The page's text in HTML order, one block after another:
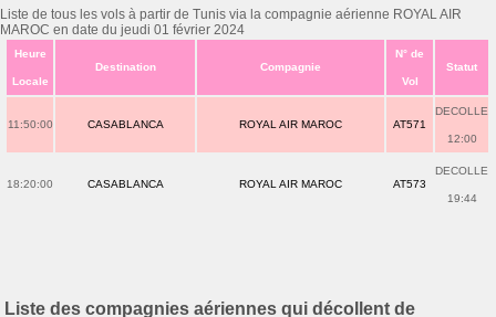
Liste de tous les vols à partir de Tunis via la compagnie aérienne ROYAL AIR
MAROC en date du jeudi 01 février 2024
Heure
Locale
Destination Compagnie
N° de
Vol
Statut
11:50:00 CASABLANCA ROYAL AIR MAROC AT571
DECOLLE
12:00
18:20:00 CASABLANCA ROYAL AIR MAROC AT573
DECOLLE
19:44
Liste des compagnies aériennes qui décollent de